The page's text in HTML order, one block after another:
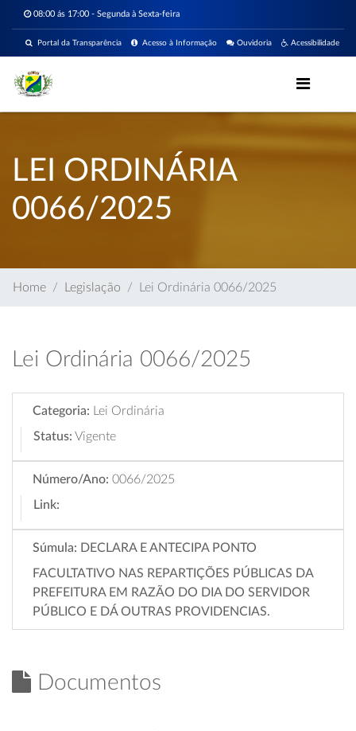
08:00 ás 17:00 - Segunda à Sexta-feira
Acessibilidade
Ouvidoria
Acesso à Informação
Portal da Transparência
LEI ORDINÁRIA
0066/2025
Home Legislação Lei Ordinária 0066/2025
Lei Ordinária 0066/2025
Categoria:
Lei Ordinária
Status: Vigente
Número/Ano: 0066/2025
Link:
Súmula: DECLARA E ANTECIPA PONTO
FACULTATIVO NAS REPARTIÇÕES PÚBLICAS DA
PREFEITURA EM RAZÃO DO DIA DO SERVIDOR
PÚBLICO E DÁ OUTRAS PROVIDENCIAS.
Documentos